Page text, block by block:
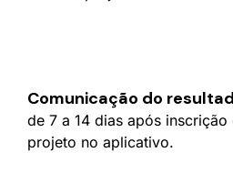
Comunicação do
de 7 a 14 dias após
projeto no aplicativo.